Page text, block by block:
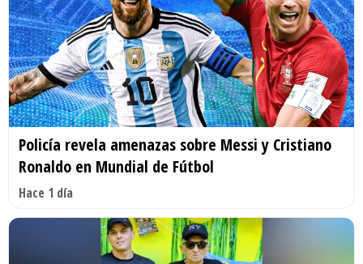
Policía revela amenazas sobre Messi y Cristiano
Ronaldo en Mundial de Fútbol
Hace 1 día